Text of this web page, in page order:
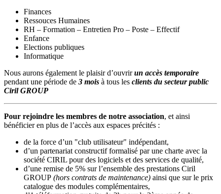
Finances
Ressouces Humaines
RH – Formation – Entretien Pro – Poste – Effectif
Enfance
Elections publiques
Informatique
Nous aurons également le plaisir d’ouvrirun accès temporaire
pendant une période de 3 mois à tous les clients du secteur public
Ciril GROUP
Pour rejoindre les membres de notre association, et ainsi
bénéficier en plus de l’accès aux espaces précités :
de la force d’un "club utilisateur" indépendant,
d’un partenariat constructif formalisé par une charte avec la
société CIRIL pour des logiciels et des services de qualité,
d’une remise de 5% sur l’ensemble des prestations Ciril
GROUP (hors contrats de maintenance) ainsi que sur le prix
catalogue des modules complémentaires,